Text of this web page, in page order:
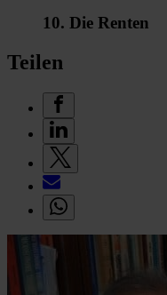
10. Die Renten
Teilen